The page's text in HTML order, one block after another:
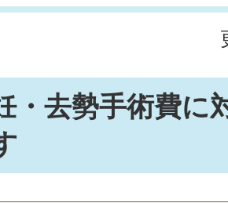
・去勢手術費に